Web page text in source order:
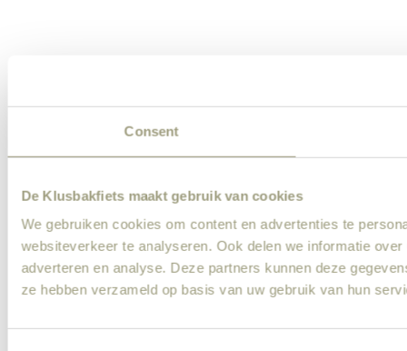
Consent
De Klusbakfiets maakt gebruik van cookies
We gebruiken cookies om content en advertenties te
websiteverkeer te analyseren. Ook delen we informatie
adverteren en analyse. Deze partners kunnen deze
ze hebben verzameld op basis van uw gebruik van hun